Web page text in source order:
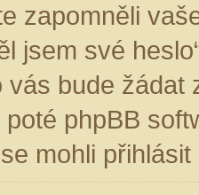
zapomněli
jsem své
vás bude
phpBB
mohli